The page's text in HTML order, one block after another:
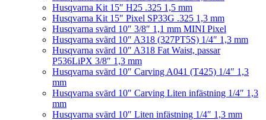
Husqvarna Kit 15″ H25 .325 1,5 mm
Husqvarna Kit 15″ Pixel SP33G .325 1,3 mm
Husqvarna svärd 10″ 3/8″ 1,1 mm MINI Pixel
Husqvarna svärd 10″ A318 (327PT5S) 1/4″ 1,3 mm
Husqvarna svärd 10″ A318 Fat Waist, passar
P536LiPX 3/8″ 1,3 mm
Husqvarna svärd 10″ Carving A041 (T425) 1/4″ 1,3
mm
Husqvarna svärd 10″ Carving Liten infästning 1/4″ 1,3
mm
Husqvarna svärd 10″ Liten infästning 1/4″ 1,3 mm